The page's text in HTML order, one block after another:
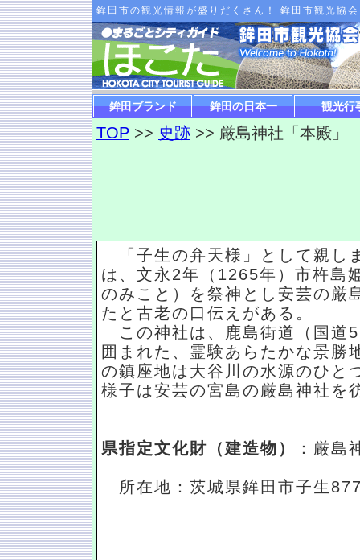
鉾田市の観光情報が盛りだくさん！ 鉾田市観光協会
鉾田ブランド 鉾田の日本一 観光行
TOP >> 史跡 >> 厳島神社「本殿」
「子生の弁天様」として親し
は、文永2年（1265年）市杵島
のみこと）を祭神とし安芸の厳
たと古老の口伝えがある。
この神社は、鹿島街道（国道
囲まれた、霊験あらたかな景勝
の鎮座地は大谷川の水源のひと
様子は安芸の宮島の厳島神社を
県指定文化財（建造物） ：厳島
所在地：茨城県鉾田市子生